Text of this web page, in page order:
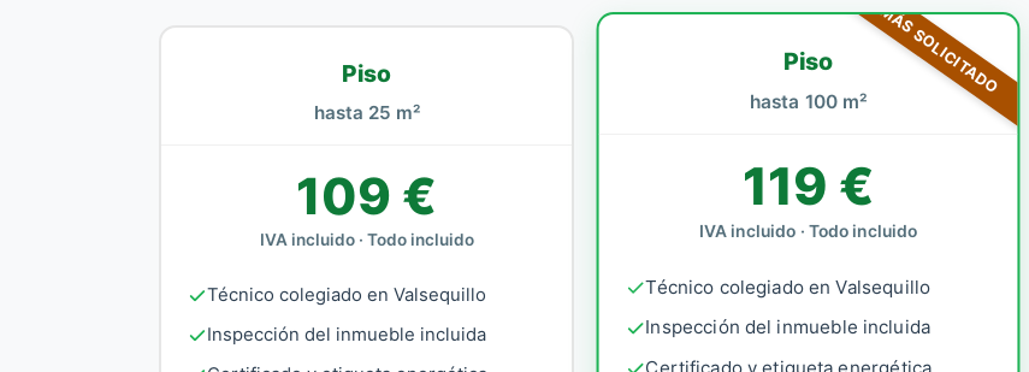
Piso
hasta 25 m²
109 €
IVA incluido · Todo incluido
Técnico colegiado en Valsequillo
Inspección del inmueble incluida
MÁS SOLICITADO
Piso
hasta 100 m²
119 €
IVA incluido · Todo incluido
Técnico colegiado en Valsequillo
Inspección del inmueble incluida